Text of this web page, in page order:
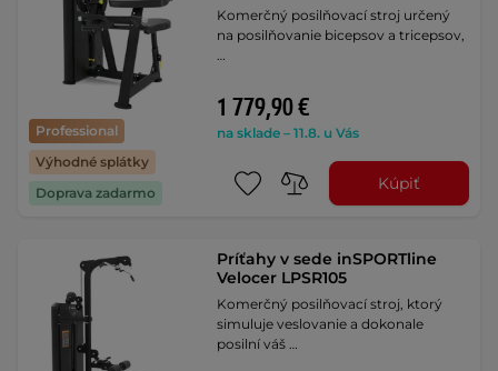
Professional
Výhodné splátky
Doprava zadarmo
Komerčný posilňovací stroj určený
na posilňovanie bicepsov a tricepsov,
1 779,90 €
na sklade – 11.8. u Vás
Kúpiť
Príťahy v sede inSPORTline
Velocer LPSR105
Komerčný posilňovací stroj, ktorý
simuluje veslovanie a dokonale
posilní váš …